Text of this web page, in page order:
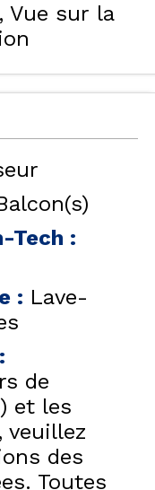
Vue sur la
Tech :
: Lave-
:
de
et les
veuillez
des
Toutes